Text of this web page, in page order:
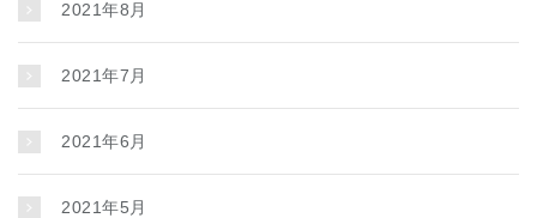
2021年8月
2021年7月
2021年6月
2021年5月